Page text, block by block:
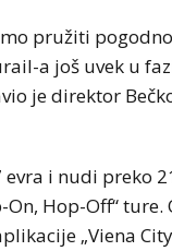
pružiti
a još uvek u
je direktor
evra i nudi preko
Hop-Off“
„Viena City